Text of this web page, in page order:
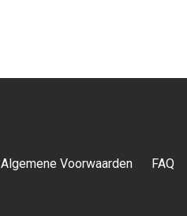
Algemene Voorwaarden FAQ